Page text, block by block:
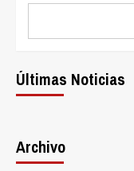
Últimas Noticias
Archivo